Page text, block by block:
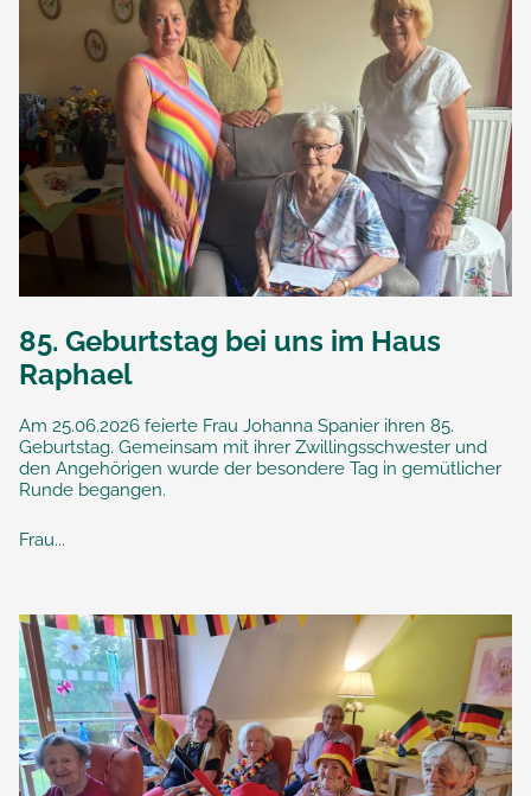
85. Geburtstag bei uns im Haus
Raphael
Am 25.06.2026 feierte Frau Johanna Spanier ihren 85.
Geburtstag. Gemeinsam mit ihrer Zwillingsschwester und
den Angehörigen wurde der besondere Tag in gemütlicher
Runde begangen.
Frau...